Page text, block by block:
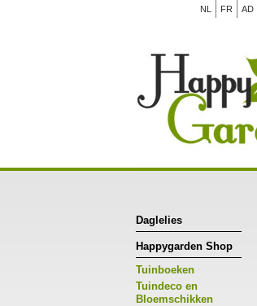
NL FR AD
Daglelies
Happygarden Shop
Tuinboeken
Tuindeco en
Bloemschikken